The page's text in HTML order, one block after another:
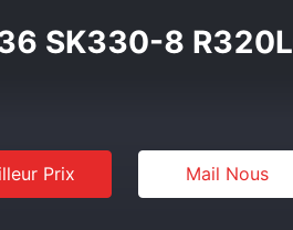
SK330-8
Prix Mail Nous